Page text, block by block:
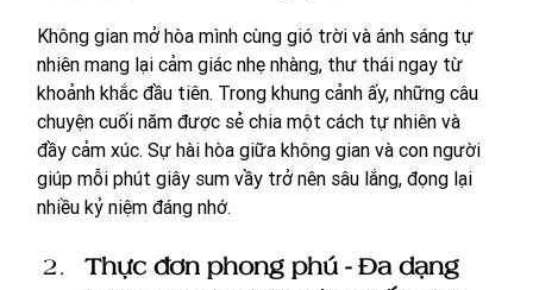
Không gian mở hòa mình cùng gió trời và ánh sáng tự
nhiên mang lại cảm giác nhẹ nhàng, thư thái ngay từ
khoảnh khắc đầu tiên. Trong khung cảnh ấy, những câu
chuyện cuối năm được sẻ chia một cách tự nhiên và
đầy cảm xúc. Sự hài hòa giữa không gian và con người
giúp mỗi phút giây sum vầy trở nên sâu lắng, đọng lại
nhiều kỷ niệm đáng nhớ.
Thực đơn phong phú - Đa dạng